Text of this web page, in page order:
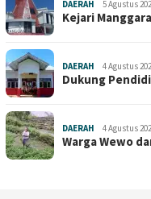
DAERAH 5 Agustus
Kejari
DAERAH 4 Agustus
Dukung
DAERAH 4 Agustus
Warga Wewo